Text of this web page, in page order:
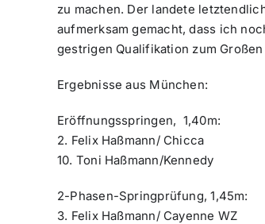
zu machen. Der landete
aufmerksam gemacht, dass ich
gestrigen Qualifikation zum
Ergebnisse aus München:
Eröffnungsspringen, 1,40m:
2. Felix Haßmann/ Chicca
10. Toni Haßmann/Kennedy
2-Phasen-Springprüfung, 1,45m:
3. Felix Haßmann/ Cayenne WZ